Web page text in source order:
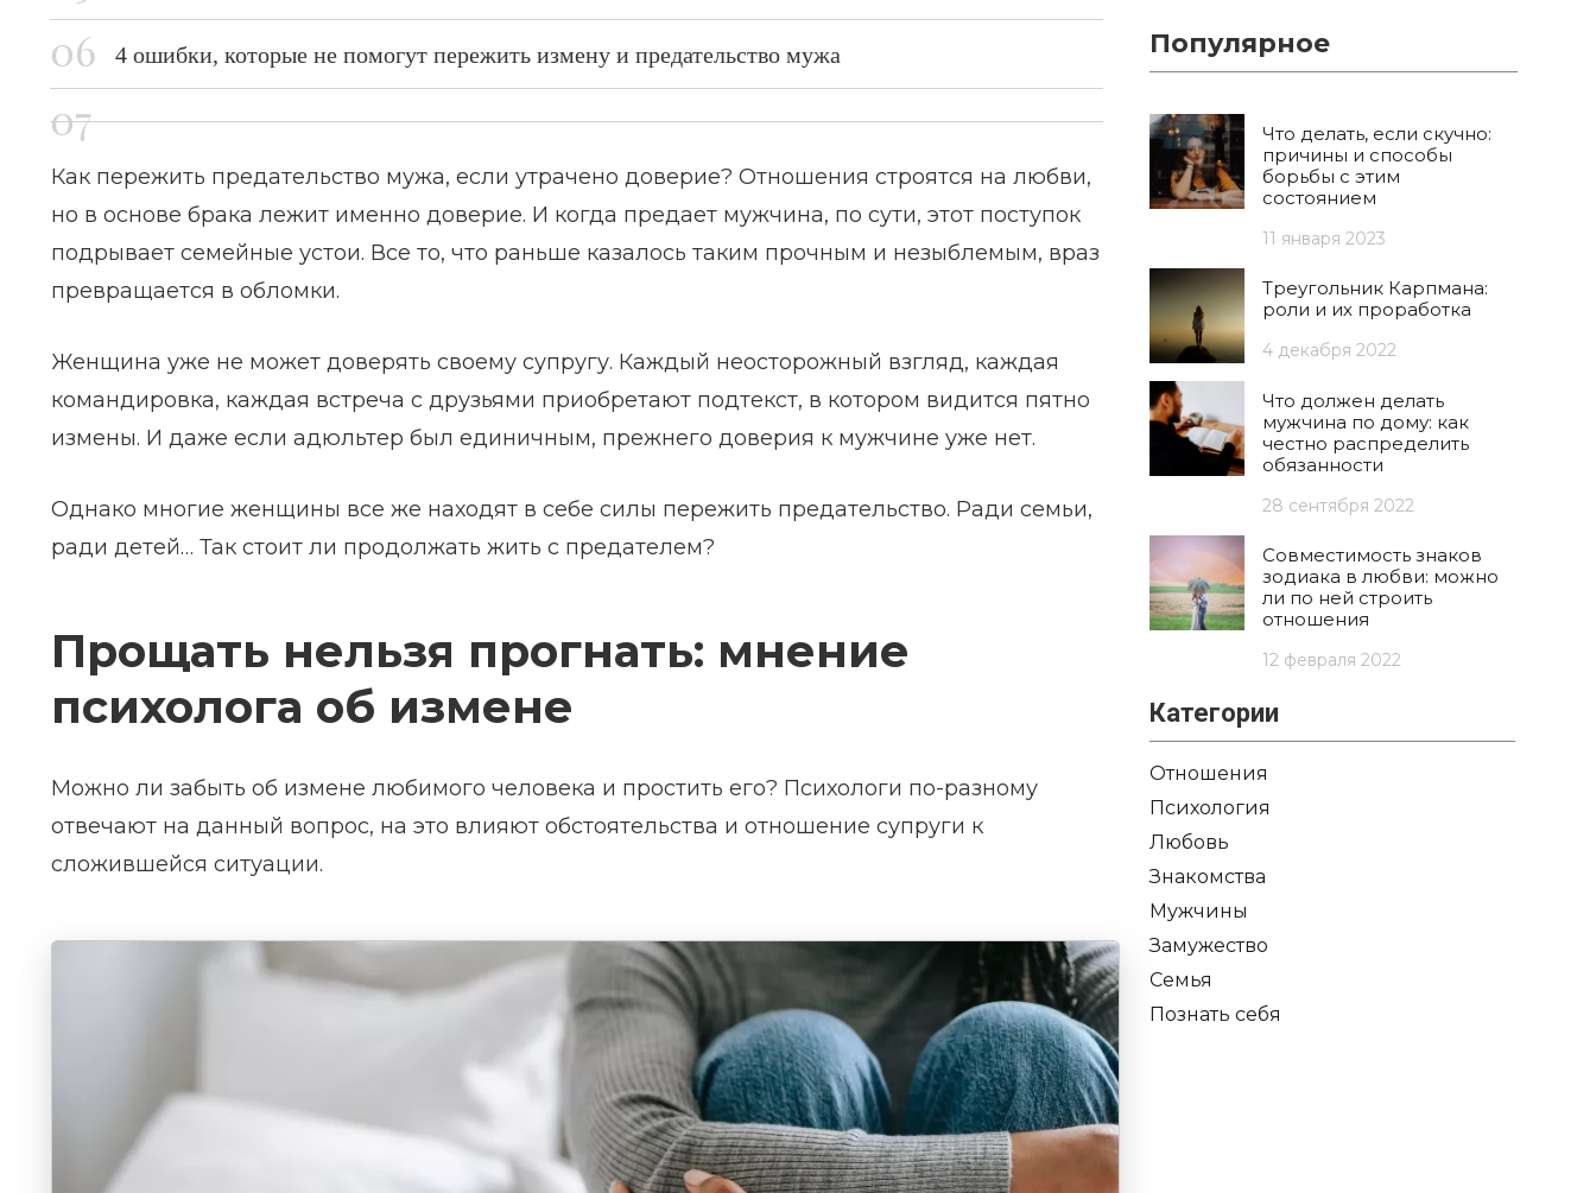
4 ошибки, которые не помогут пережить измену и предательство мужа
Как пережить предательство мужа, если утрачено доверие? Отношения строятся на любви,
но в основе брака лежит именно доверие. И когда предает мужчина, по сути, этот поступок
подрывает семейные устои. Все то, что раньше казалось таким прочным и незыблемым, враз
превращается в обломки.
Женщина уже не может доверять своему супругу. Каждый неосторожный взгляд, каждая
командировка, каждая встреча с друзьями приобретают подтекст, в котором видится пятно
измены. И даже если адюльтер был единичным, прежнего доверия к мужчине уже нет.
Однако многие женщины все же находят в себе силы пережить предательство. Ради семьи,
ради детей… Так стоит ли продолжать жить с предателем?
Прощать нельзя прогнать: мнение
психолога об измене
Можно ли забыть об измене любимого человека и простить его? Психологи по-разному
отвечают на данный вопрос, на это влияют обстоятельства и отношение супруги к
сложившейся ситуации.
Популярное
Что делать, если скучно:
причины и способы
борьбы с этим
состоянием
11 января 2023
Треугольник Карпмана:
роли и их проработка
4 декабря 2022
Что должен делать
мужчина по дому: как
честно распределить
обязанности
28 сентября 2022
Совместимость знаков
зодиака в любви: можно
ли по ней строить
отношения
12 февраля 2022
Категории
Отношения
Психология
Любовь
Знакомства
Мужчины
Замужество
Семья
Познать себя